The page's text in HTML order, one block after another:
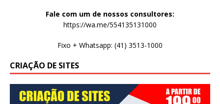
Fale com um de nossos consultores:
https://wa.me/554135131000
Fixo + Whatsapp: (41) 3513-1000
CRIAÇÃO DE SITES